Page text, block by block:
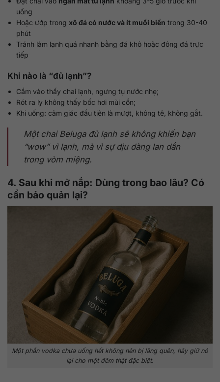
uống
Hoặc ướp trong xô đá có nước và ít muối biển trong 30-40
phút
Tránh làm lạnh quá nhanh bằng đá khô hoặc đông đá trực
tiếp
Khi nào là “đủ lạnh”?
Cầm vào thấy chai lạnh, ngưng tụ nước nhẹ;
Rót ra ly không thấy bốc hơi mùi cồn;
Khi uống: cảm giác đầu tiên là mượt, không tê, không gắt.
Một chai Beluga đủ lạnh sẽ không khiến bạn
“wow” vì lạnh, mà vì sự dịu dàng lan dần
trong vòm miệng.
4. Sau khi mở nắp: Dùng trong bao lâu? Có
cần bảo quản lại?
Một phần vodka chưa uống hết không nên bị lãng quên, hãy giữ nó
lại cho một đêm thật đặc biệt.